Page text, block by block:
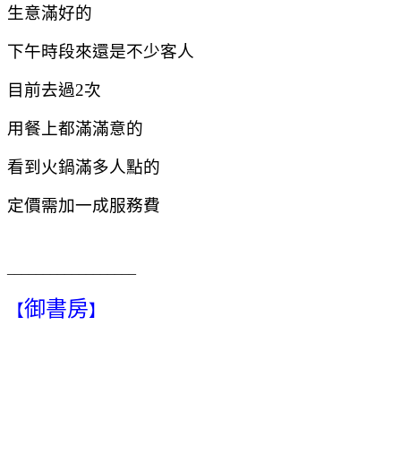
生意滿好的
下午時段來還是不少客人
目前去過2次
用餐上都滿滿意的
看到火鍋滿多人點的
定價需加一成服務費
【御書房】